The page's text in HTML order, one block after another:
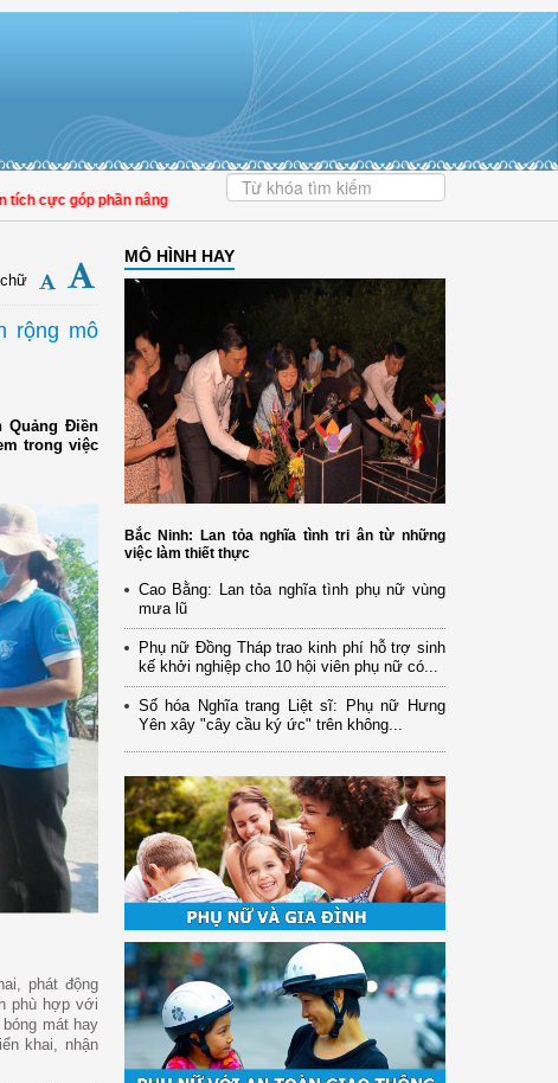
cực góp phần nâng cao tỷ lệ người dân tham gia bảo hiểm y tế
rộng mô
Quảng Điền
trong việc
phát động
phù hợp với
mát hay
khai, nhận
MÔ HÌNH HAY
Bắc Ninh: Lan tỏa nghĩa tình tri ân từ những
việc làm thiết thực
Cao Bằng: Lan tỏa nghĩa tình phụ nữ vùng
mưa lũ
Phụ nữ Đồng Tháp trao kinh phí hỗ trợ sinh
kế khởi nghiệp cho 10 hội viên phụ nữ có...
Số hóa Nghĩa trang Liệt sĩ: Phụ nữ Hưng
Yên xây "cây cầu ký ức" trên không...